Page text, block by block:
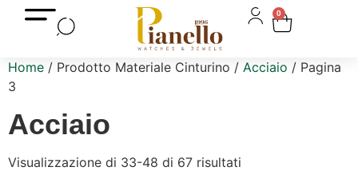
0
Home / Prodotto Materiale Cinturino / Acciaio / Pagina
3
Acciaio
Visualizzazione di 33-48 di 67 risultati